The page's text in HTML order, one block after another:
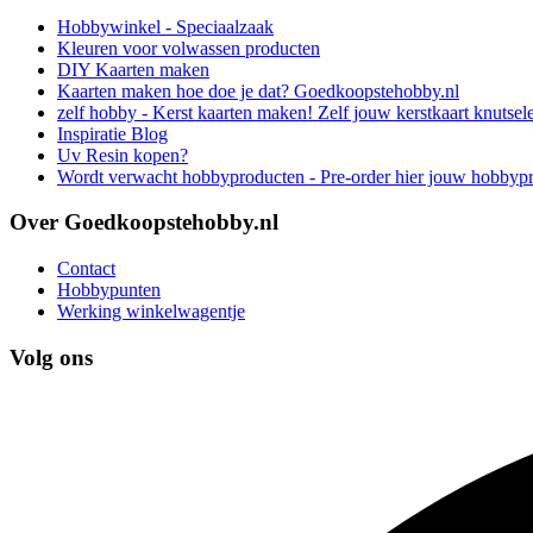
Hobbywinkel - Speciaalzaak
Kleuren voor volwassen producten
DIY Kaarten maken
Kaarten maken hoe doe je dat? Goedkoopstehobby.nl
zelf hobby - Kerst kaarten maken! Zelf jouw kerstkaart
Inspiratie Blog
Uv Resin kopen?
Wordt verwacht hobbyproducten - Pre-order hier jouw
Over Goedkoopstehobby.nl
Contact
Hobbypunten
Werking winkelwagentje
Volg ons